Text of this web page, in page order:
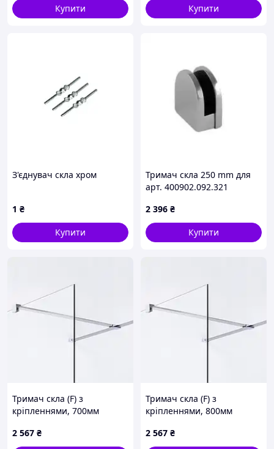
Купити Купити
З'єднувач скла хром
1 ₴
Купити
Тримач скла 250 mm для
арт. 400902.092.321
2 396 ₴
Купити
Тримач скла (F) з
кріпленнями, 700мм
2 567 ₴
Тримач скла (F) з
кріпленнями, 800мм
2 567 ₴